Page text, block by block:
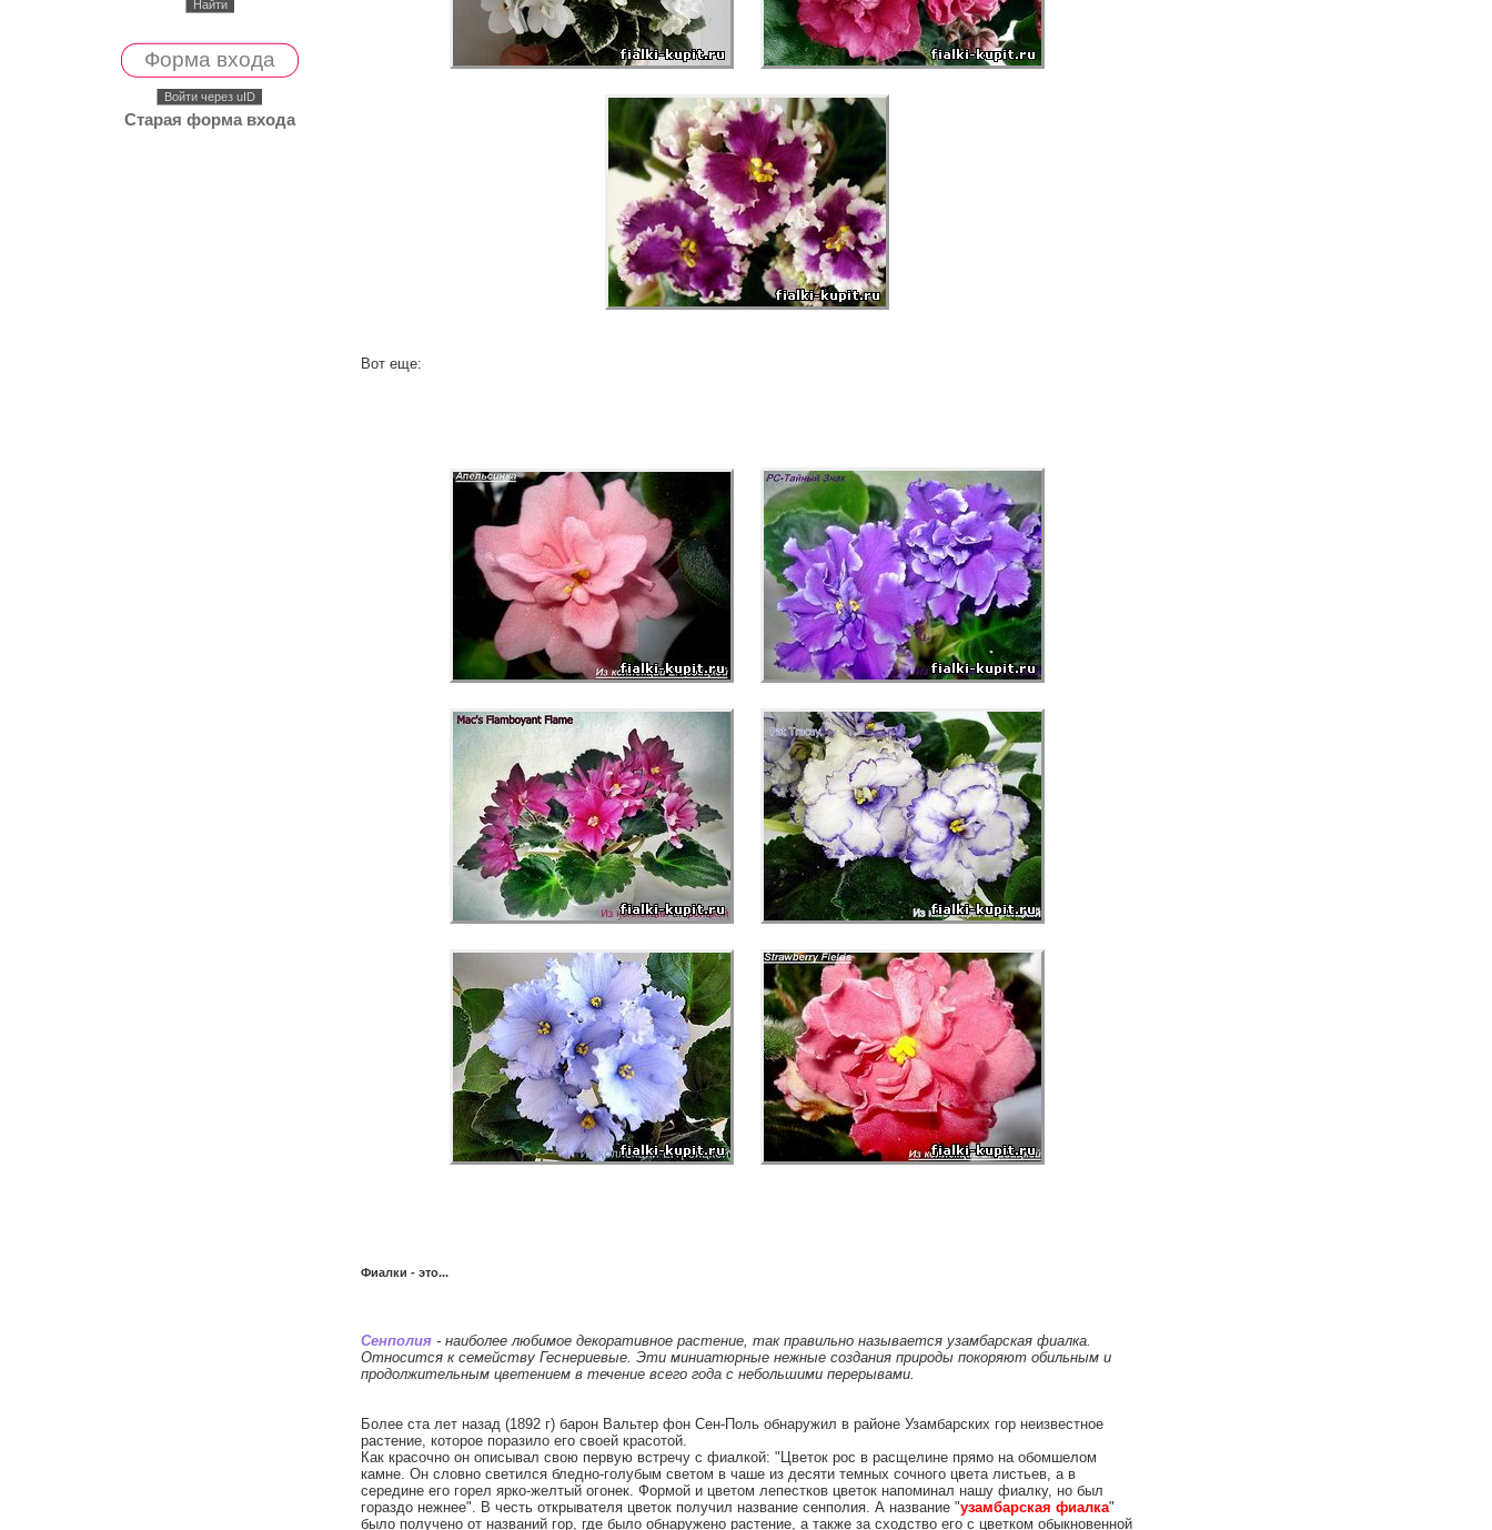
Форма входа
Войти через uID
Старая форма входа
Вот еще:
Фиалки - это...
Сенполия- наиболее любимое декоративное растение, так правильно называется узамбарская фиалка.
Относится к семейству Геснериевые. Эти миниатюрные нежные создания природы покоряют обильным и
продолжительным цветением в течение всего года с небольшими перерывами.
Более ста лет назад (1892 г) барон Вальтер фон Сен-Поль обнаружил в районе Узамбарских гор неизвестное
растение, которое поразило его своей красотой.
Как красочно он описывал свою первую встречу с фиалкой: "Цветок рос в расщелине прямо на обомшелом
камне. Он словно светился бледно-голубым светом в чаше из десяти темных сочного цвета листьев, а в
середине его горел ярко-желтый огонек. Формой и цветом лепестков цветок напоминал нашу фиалку, но был
гораздо нежнее". В честь открывателя цветок получил название сенполия. А название "узамбарская фиалка"
было получено от названий гор, где было обнаружено растение, а также за сходство его с цветком обыкновенной